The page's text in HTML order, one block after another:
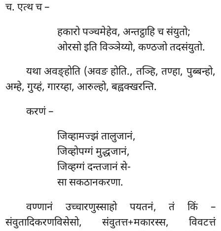
च. एत्थ च –
हकारो पञ्चमेहेव, अन्तट्ठाहि च संयुतो;
ओरसो इति विञ्ञेय्यो, कण्ठजो तदसंयुतो.
यथा अवङ्होति (अवङ होति., तञ्हि, तण्हा, पुब्बन्हो,
अम्हे, गुय्हं, गारय्हा, आरुल्हो, बह्वक्खरन्ति.
करणं –
जिव्हामज्झं तालुजानं,
जिव्होपग्गं मुद्धजानं,
जिव्हग्गं दन्तजानं से-
सा सकठानकरणा.
वण्णानं उच्चारणुस्साहो पयतनं, तं किं –
संवुतादिकरणविसेसो, संवुतत्त+मकारस्स, विवटत्तं